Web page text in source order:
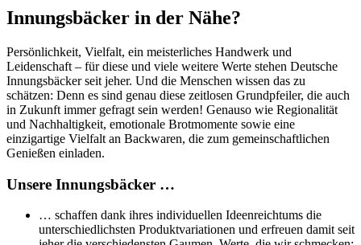
Innungsbäcker in der Nähe?
Persönlichkeit, Vielfalt, ein meisterliches Handwerk und
Leidenschaft – für diese und viele weitere Werte stehen Deutsche
Innungsbäcker seit jeher. Und die Menschen wissen das zu
schätzen: Denn es sind genau diese zeitlosen Grundpfeiler, die auch
in Zukunft immer gefragt sein werden! Genauso wie Regionalität
und Nachhaltigkeit, emotionale Brotmomente sowie eine
einzigartige Vielfalt an Backwaren, die zum gemeinschaftlichen
Genießen einladen.
Unsere Innungsbäcker …
… schaffen dank ihres individuellen Ideenreichtums die
unterschiedlichsten Produktvariationen und erfreuen damit seit